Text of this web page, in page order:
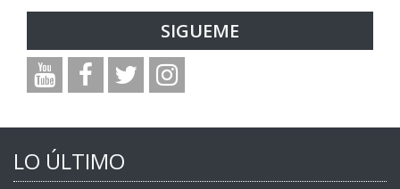
SIGUEME
LO ÚLTIMO